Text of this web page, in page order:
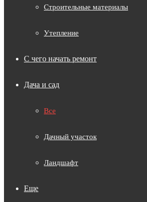
Строительные материалы
Утепление
С чего начать ремонт
Дача и сад
Все
Дачный участок
Ландшафт
Еще